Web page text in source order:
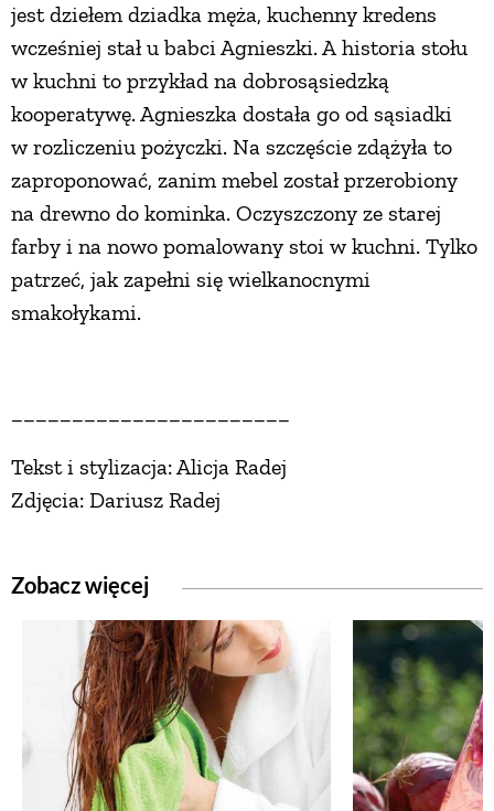
jest dziełem dziadka męża, kuchenny kredens
wcześniej stał u babci Agnieszki. A historia stołu
w kuchni to przykład na dobrosąsiedzką
kooperatywę. Agnieszka dostała go od sąsiadki
w rozliczeniu pożyczki. Na szczęście zdążyła to
zaproponować, zanim mebel został przerobiony
na drewno do kominka. Oczyszczony ze starej
farby i na nowo pomalowany stoi w kuchni. Tylko
patrzeć, jak zapełni się wielkanocnymi
smakołykami.
Tekst i stylizacja: Alicja Radej
Zdjęcia: Dariusz Radej
Zobacz więcej